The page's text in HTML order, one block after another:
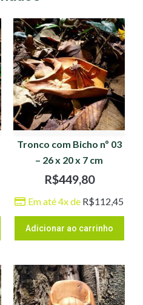
Tronco com Bicho nº 03
– 26 x 20 x 7 cm
R$449,80
Em até 4x de R$112,45
Adicionar ao carrinho